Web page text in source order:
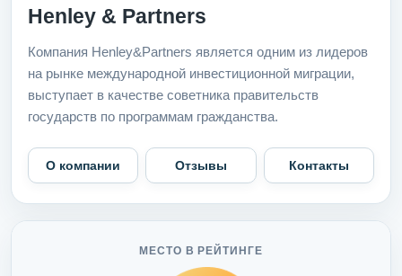
Henley & Partners
Компания Henley&Partners является одним из лидеров
на рынке международной инвестиционной миграции,
выступает в качестве советника правительств
государств по программам гражданства.
О компании Отзывы Контакты
МЕСТО В РЕЙТИНГЕ